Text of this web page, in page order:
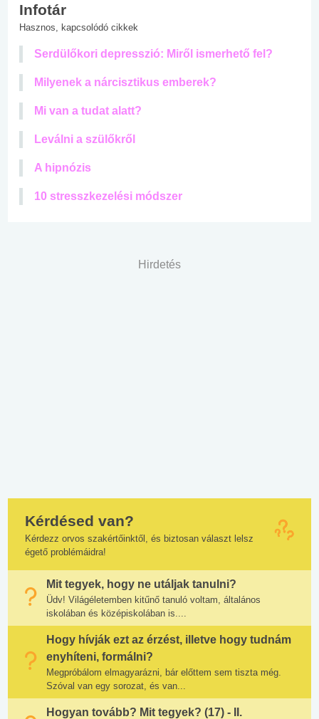
Infotár
Hasznos, kapcsolódó cikkek
Serdülőkori depresszió: Miről ismerhető fel?
Milyenek a nárcisztikus emberek?
Mi van a tudat alatt?
Leválni a szülőkről
A hipnózis
10 stresszkezelési módszer
Hirdetés
Kérdésed van?
Kérdezz orvos szakértőinktől, és biztosan választ lelsz
égető problémáidra!
Mit tegyek, hogy ne utáljak tanulni?
Üdv! Világéletemben kitűnő tanuló voltam, általános
iskolában és középiskolában is....
Hogy hívják ezt az érzést, illetve hogy tudnám
enyhíteni, formálni?
Megpróbálom elmagyarázni, bár előttem sem tiszta még.
Szóval van egy sorozat, és van...
Hogyan tovább? Mit tegyek? (17) - II.